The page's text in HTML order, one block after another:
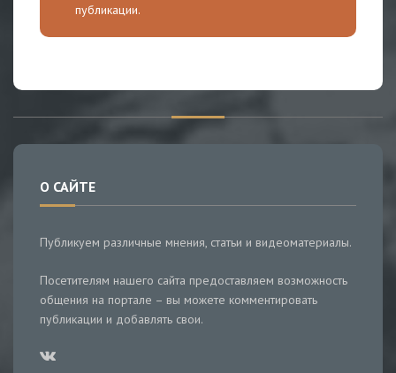
публикации.
О САЙТЕ
Публикуем различные мнения, статьи и видеоматериалы.
Посетителям нашего сайта предоставляем возможность
общения на портале – вы можете комментировать
публикации и добавлять свои.